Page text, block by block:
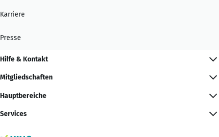
Karriere
Presse
Hilfe & Kontakt
Mitgliedschaften
Hauptbereiche
Services